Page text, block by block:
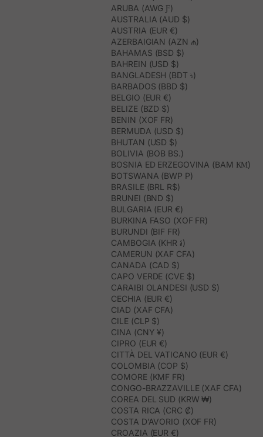
ARUBA (AWG Ƒ)
AUSTRALIA (AUD $)
AUSTRIA (EUR €)
AZERBAIGIAN (AZN ₼)
BAHAMAS (BSD $)
BAHREIN (USD $)
BANGLADESH (BDT ৳)
BARBADOS (BBD $)
BELGIO (EUR €)
BELIZE (BZD $)
BENIN (XOF FR)
BERMUDA (USD $)
BHUTAN (USD $)
BOLIVIA (BOB BS.)
BOSNIA ED ERZEGOVINA (BAM КМ)
BOTSWANA (BWP P)
BRASILE (BRL R$)
BRUNEI (BND $)
BULGARIA (EUR €)
BURKINA FASO (XOF FR)
BURUNDI (BIF FR)
CAMBOGIA (KHR ៛)
CAMERUN (XAF CFA)
CANADA (CAD $)
CAPO VERDE (CVE $)
CARAIBI OLANDESI (USD $)
CECHIA (EUR €)
CIAD (XAF CFA)
CILE (CLP $)
CINA (CNY ¥)
CIPRO (EUR €)
CITTÀ DEL VATICANO (EUR €)
COLOMBIA (COP $)
COMORE (KMF FR)
CONGO-BRAZZAVILLE (XAF CFA)
COREA DEL SUD (KRW ₩)
COSTA RICA (CRC ₡)
COSTA D’AVORIO (XOF FR)
CROAZIA (EUR €)